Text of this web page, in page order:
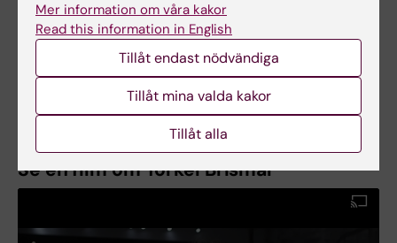
Text: Anders Nilsson
Först publicerad på engelska i skriften From
Cell to Society 2021
Se en film om Torkel Brismar
Mer information om våra kakor
Read this information in English
Tillåt endast nödvändiga
Tillåt mina valda kakor
Tillåt alla